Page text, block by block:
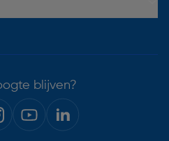
blijven?